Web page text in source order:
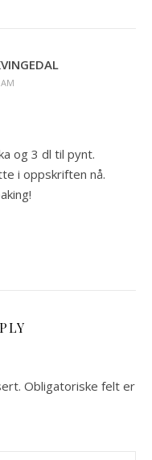
og 3 dl til pynt.
i oppskriften nå.
Obligatoriske felt er